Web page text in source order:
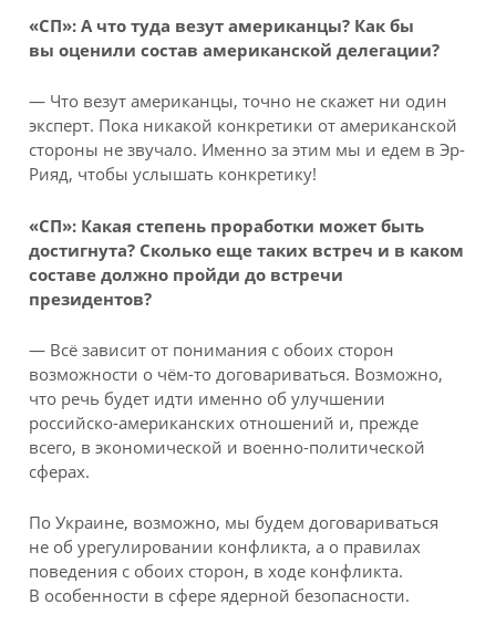
«СП»: А что туда везут американцы? Как бы
вы оценили состав американской делегации?
— Что везут американцы, точно не скажет ни один
эксперт. Пока никакой конкретики от американской
стороны не звучало. Именно за этим мы и едем в Эр-
Рияд, чтобы услышать конкретику!
«СП»: Какая степень проработки может быть
достигнута? Сколько еще таких встреч и в каком
составе должно пройди до встречи
президентов?
— Всё зависит от понимания с обоих сторон
возможности о чём-то договариваться. Возможно,
что речь будет идти именно об улучшении
российско-американских отношений и, прежде
всего, в экономической и военно-политической
сферах.
По Украине, возможно, мы будем договариваться
не об урегулировании конфликта, а о правилах
поведения с обоих сторон, в ходе конфликта.
В особенности в сфере ядерной безопасности.